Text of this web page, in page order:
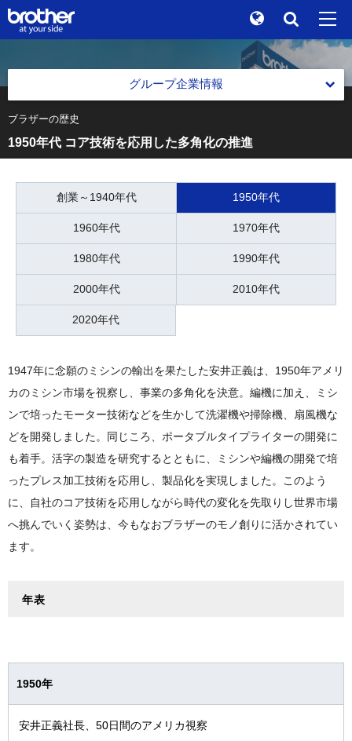
ja 日本語
検索
Global
サステナビリティ
グループ企業情報
ブラザーミュージアム
各製品サイトへ
グループ企業情報
グループ本社 ブラザー工業株式会社 会社情報
会社概要
役員一覧
トップメッセージ
ブラザーグループ グローバル憲章
ブラザーグループビジョン
事業紹介
事業紹介
プリンティング・アンド・ソリューションズ事業
インダストリアル・プリンティング事業
ニッセイ事業
パーソナル・アンド・ホーム事業
グループ拠点一覧
主な国内拠点
南北アメリカ
ヨーロッパ
ブラザーの歴史
ブラザーの歴史
2020年代
2010年代
2000年代
1990年代
創業～1940年代
ブラザーの歴史
1950年代 コア技術を応用した多角化の推進
創業～1940年代 1950年代
1960年代 1970年代
1980年代 1990年代
2000年代 2010年代
2020年代
1947年に念願のミシンの輸出を果たした安井正義は、1950年アメリ
カのミシン市場を視察し、事業の多角化を決意。編機に加え、ミシ
ンで培ったモーター技術などを生かして洗濯機や掃除機、扇風機な
どを開発しました。同じころ、ポータブルタイプライターの開発に
も着手。活字の製造を研究するとともに、ミシンや編機の開発で培
ったプレス加工技術を応用し、製品化を実現しました。このよう
に、自社のコア技術を応用しながら時代の変化を先取りし世界市場
へ挑んでいく姿勢は、今もなおブラザーのモノ創りに活かされてい
ます。
年表
1950年
安井正義社長、50日間のアメリカ視察